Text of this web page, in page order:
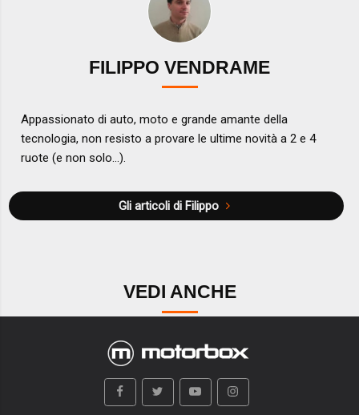
FILIPPO VENDRAME
Appassionato di auto, moto e grande amante della
tecnologia, non resisto a provare le ultime novità a 2 e 4
ruote (e non solo...).
Gli articoli di Filippo
VEDI ANCHE